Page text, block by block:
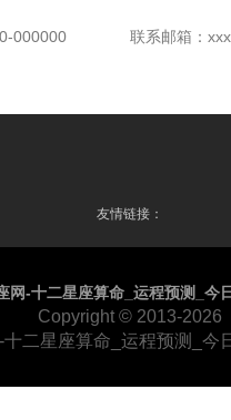
000000 联系邮箱：
友情链接：
网-十二星座算命_运程预测_今
Copyright © 2013-2026
十二星座算命_运程预测_今